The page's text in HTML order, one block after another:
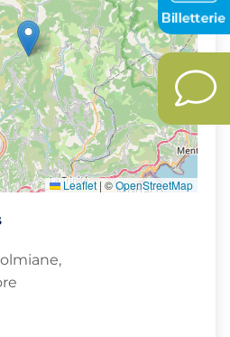
Leaflet | ©OpenStreetMap